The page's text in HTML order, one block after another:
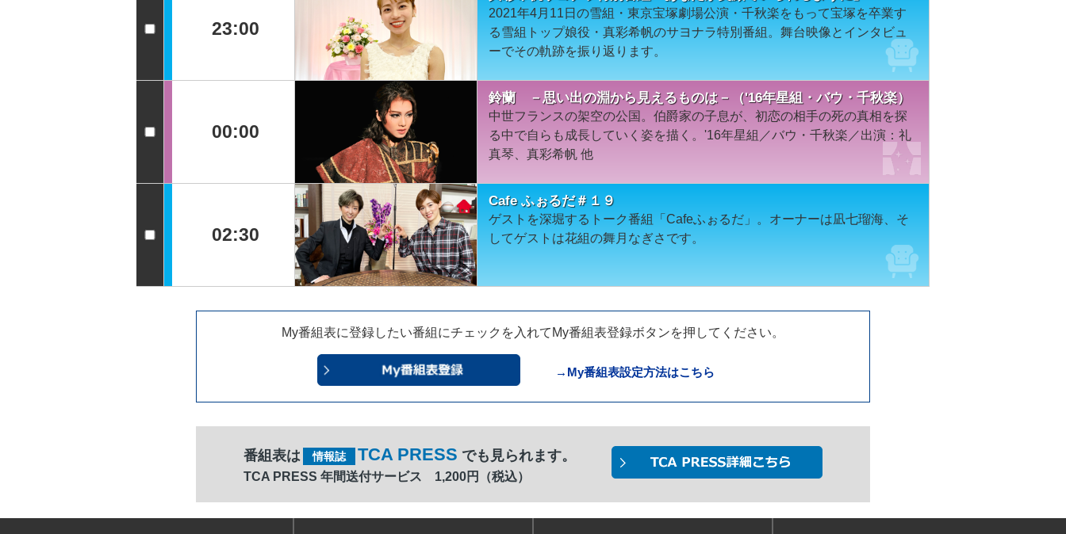
23:00
2021年4月11日の雪組・東京宝塚劇場公演・千秋楽をもって宝塚を卒業す
る雪組トップ娘役・真彩希帆のサヨナラ特別番組。舞台映像とインタビュ
ーでその軌跡を振り返ります。
00:00
鈴蘭 －思い出の淵から見えるものは－（'16年星組・バウ・千秋楽）
中世フランスの架空の公国。伯爵家の子息が、初恋の相手の死の真相を探
る中で自らも成長していく姿を描く。'16年星組／バウ・千秋楽／出演：礼
真琴、真彩希帆 他
02:30
Cafe ふぉるだ＃１９
ゲストを深堀するトーク番組「Cafeふぉるだ」。オーナーは凪七瑠海、そ
してゲストは花組の舞月なぎさです。
My番組表に登録したい番組にチェックを入れてMy番組表登録ボタンを押してください。
→My番組表設定方法はこちら
番組表は 情報誌 TCA PRESS でも見られます。
TCA PRESS 年間送付サービス 1,200円（税込）